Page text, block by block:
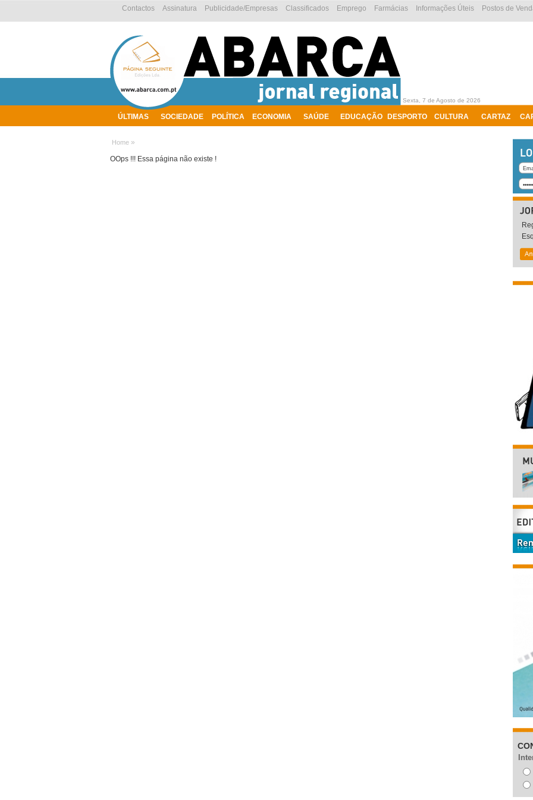
ÚLTIMAS SOCIEDADE POLÍTICA ECONOMIA SAÚDE EDUCAÇÃO DESPORTO CULTURA CARTAZ
Postos de
Informações Úteis
Farmácias
Emprego
Classificados
Publicidade/Empresas
Assinatura
Contactos
Sexta, 7 de Agosto de 2026
Home »
OOps !!! Essa página não existe !